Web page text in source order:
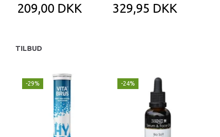
209,00 DKK 329,95 DKK
TILBUD
-29% -24%